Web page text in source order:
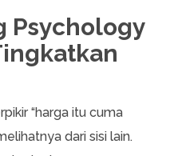
Psychology
“harga itu cuma
dari sisi lain.